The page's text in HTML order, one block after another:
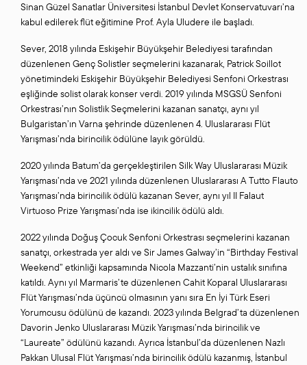
Sinan Güzel Sanatlar Üniversitesi İstanbul Devlet Konservatuvarı’na
kabul edilerek flüt eğitimine Prof. Ayla Uludere ile başladı.
Sever, 2018 yılında Eskişehir Büyükşehir Belediyesi tarafından
düzenlenen Genç Solistler seçmelerini kazanarak, Patrick Soillot
yönetimindeki Eskişehir Büyükşehir Belediyesi Senfoni Orkestrası
eşliğinde solist olarak konser verdi. 2019 yılında MSGSÜ Senfoni
Orkestrası’nın Solistlik Seçmelerini kazanan sanatçı, aynı yıl
Bulgaristan’ın Varna şehrinde düzenlenen 4. Uluslararası Flüt
Yarışması’nda birincilik ödülüne layık görüldü.
2020 yılında Batum’da gerçekleştirilen Silk Way Uluslararası Müzik
Yarışması’nda ve 2021 yılında düzenlenen Uluslararası A Tutto Flauto
Yarışması’nda birincilik ödülü kazanan Sever, aynı yıl II Falaut
Virtuoso Prize Yarışması’nda ise ikincilik ödülü aldı.
2022 yılında Doğuş Çocuk Senfoni Orkestrası seçmelerini kazanan
sanatçı, orkestrada yer aldı ve Sir James Galway’in “Birthday Festival
Weekend” etkinliği kapsamında Nicola Mazzanti’nin ustalık sınıfına
katıldı. Aynı yıl Marmaris’te düzenlenen Cahit Koparal Uluslararası
Flüt Yarışması’nda üçüncü olmasının yanı sıra En İyi Türk Eseri
Yorumcusu ödülünü de kazandı. 2023 yılında Belgrad’ta düzenlenen
Davorin Jenko Uluslararası Müzik Yarışması’nda birincilik ve
“Laureate” ödülünü kazandı. Ayrıca İstanbul’da düzenlenen Nazlı
Pakkan Ulusal Flüt Yarışması’nda birincilik ödülü kazanmış, İstanbul